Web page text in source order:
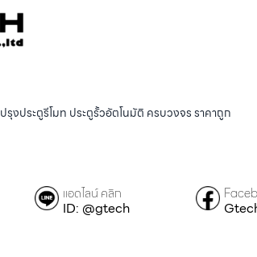
งประตูรีโมท ประตูรั้วอัตโนมัติ ครบวงจร ราคาถูก
แอดไลน์ คลิก
ID: @gtech